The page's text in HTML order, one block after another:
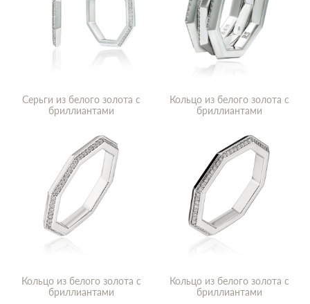
Серьги из белого золота с
бриллиантами
Кольцо из белого золота с
бриллиантами
Кольцо из белого золота с
бриллиантами
Кольцо из белого золота с
бриллиантами